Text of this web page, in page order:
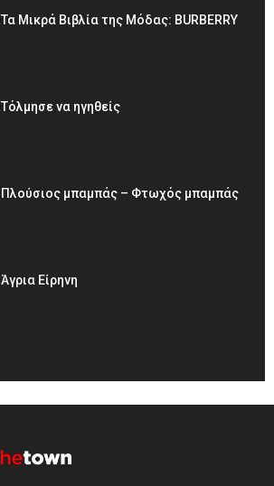
Τα Μικρά Βιβλία της Μόδας: BURBERRY
Τόλμησε να ηγηθείς
Πλούσιος μπαμπάς – Φτωχός μπαμπάς
Άγρια Είρηνη